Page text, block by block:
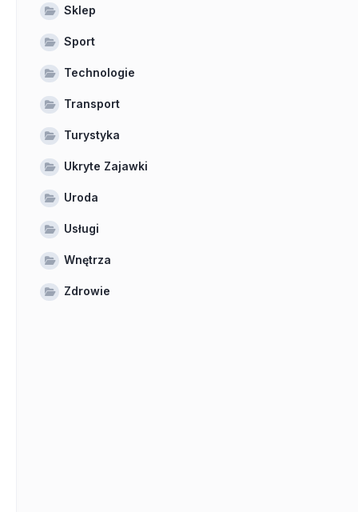
Sklep
Sport
Technologie
Transport
Turystyka
Ukryte Zajawki
Uroda
Usługi
Wnętrza
Zdrowie